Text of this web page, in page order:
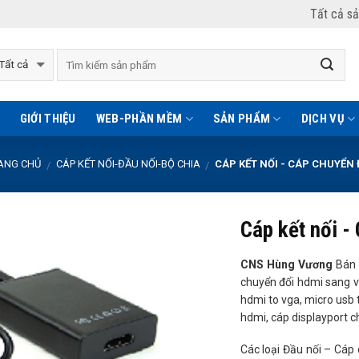
Tất cả
GIỚI THIỆU WEB-PHẦN MỀM SẢN PHẨM DỊCH VỤ
CHỦ / CÁP KẾT NỐI-ĐẦU NỐI-BỘ CHIA / CÁP KẾT NỐI - CÁP CHUYỂN
Cáp kết nối -
CNS Hùng VươngBán
chuyển đổi hdmi sang
hdmi to vga, micro usb
hdmi, cáp displayport
Các loại Đầu nối –